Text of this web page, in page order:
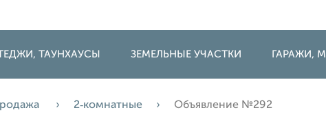
ТАУНХАУСЫ ЗЕМЕЛЬНЫЕ УЧАСТКИ ГАРАЖИ,
2‑комнатные Объявление №292